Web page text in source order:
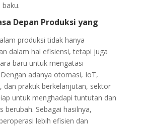
Depan Produksi yang
produksi tidak hanya
dalam hal efisiensi, tetapi juga
baru untuk mengatasi
adanya otomasi, IoT,
dan praktik berkelanjutan, sektor
untuk menghadapi tuntutan dan
berubah. Sebagai hasilnya,
lebih efisien dan